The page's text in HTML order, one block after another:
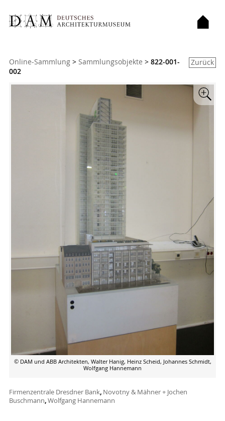
Zurück
Sie sind hier:
Online-Sammlung > Sammlungsobjekte > 822-001-
002
Zoom
© DAM und ABB Architekten, Walter Hanig, Heinz Scheid, Johannes Schmidt,
Wolfgang Hannemann
Firmenzentrale Dresdner Bank, Novotny & Mähner + Jochen
Buschmann,Wolfgang Hannemann